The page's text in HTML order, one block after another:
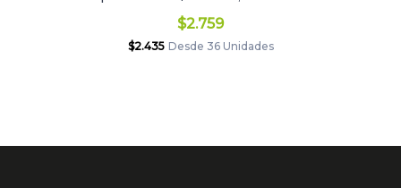
$2.759
$2.435 Desde 36 Unidades